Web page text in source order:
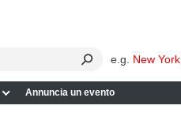
e.g. New York
Annuncia un evento